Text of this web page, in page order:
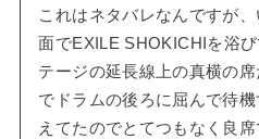
これはネタバレなんですが
面でEXILE SHOKICHIを浴
テージの延長線上の真横の
でドラムの後ろに屈んで待
えてたのでとてつもなく良席